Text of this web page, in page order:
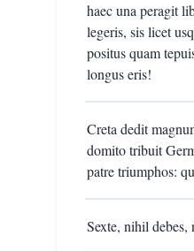
haec una peragit
legeris, sis licet
positus quam
longus eris!
Creta dedit
domito tribuit
patre triumphos:
Sexte, nihil debes,